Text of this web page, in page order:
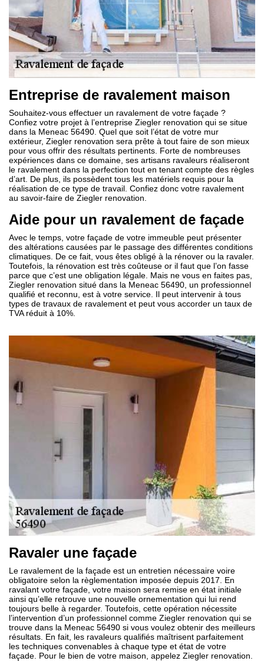
Entreprise de ravalement maison
Souhaitez-vous effectuer un ravalement de votre façade ?
Confiez votre projet à l’entreprise Ziegler renovation qui se situe
dans la Meneac 56490. Quel que soit l’état de votre mur
extérieur, Ziegler renovation sera prête à tout faire de son mieux
pour vous offrir des résultats pertinents. Forte de nombreuses
expériences dans ce domaine, ses artisans ravaleurs réaliseront
le ravalement dans la perfection tout en tenant compte des règles
d’art. De plus, ils possèdent tous les matériels requis pour la
réalisation de ce type de travail. Confiez donc votre ravalement
au savoir-faire de Ziegler renovation.
Aide pour un ravalement de façade
Avec le temps, votre façade de votre immeuble peut présenter
des altérations causées par le passage des différentes conditions
climatiques. De ce fait, vous êtes obligé à la rénover ou la ravaler.
Toutefois, la rénovation est très coûteuse or il faut que l’on fasse
parce que c’est une obligation légale. Mais ne vous en faites pas,
Ziegler renovation situé dans la Meneac 56490, un professionnel
qualifié et reconnu, est à votre service. Il peut intervenir à tous
types de travaux de ravalement et peut vous accorder un taux de
TVA réduit à 10%.
Ravaler une façade
Le ravalement de la façade est un entretien nécessaire voire
obligatoire selon la règlementation imposée depuis 2017. En
ravalant votre façade, votre maison sera remise en état initiale
ainsi qu’elle retrouve une nouvelle ornementation qui lui rend
toujours belle à regarder. Toutefois, cette opération nécessite
l’intervention d’un professionnel comme Ziegler renovation qui se
trouve dans la Meneac 56490 si vous voulez obtenir des meilleurs
résultats. En fait, les ravaleurs qualifiés maîtrisent parfaitement
les techniques convenables à chaque type et état de votre
façade. Pour le bien de votre maison, appelez Ziegler renovation.